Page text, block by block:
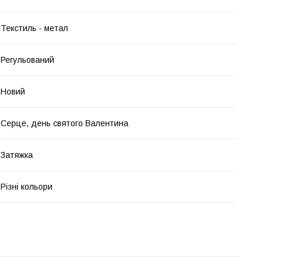
Текстиль - метал
Регульований
Новий
Серце, день святого Валентина
Затяжка
Різні кольори